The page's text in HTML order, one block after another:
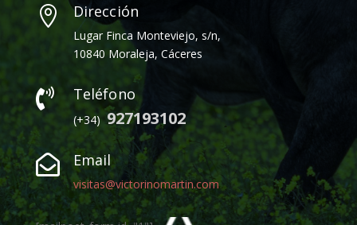
 Dirección
Lugar Finca Monteviejo, s/n,
10840 Moraleja, Cáceres
 Teléfono
(+34)927193102
 Email
visitas@victorinomartin.com